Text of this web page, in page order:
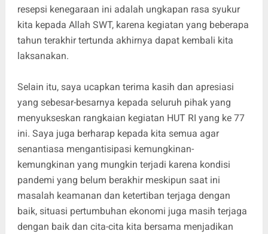
resepsi kenegaraan ini adalah ungkapan rasa syukur
kita kepada Allah SWT, karena kegiatan yang beberapa
tahun terakhir tertunda akhirnya dapat kembali kita
laksanakan.
Selain itu, saya ucapkan terima kasih dan apresiasi
yang sebesar-besarnya kepada seluruh pihak yang
menyukseskan rangkaian kegiatan HUT RI yang ke 77
ini. Saya juga berharap kepada kita semua agar
senantiasa mengantisipasi kemungkinan-
kemungkinan yang mungkin terjadi karena kondisi
pandemi yang belum berakhir meskipun saat ini
masalah keamanan dan ketertiban terjaga dengan
baik, situasi pertumbuhan ekonomi juga masih terjaga
dengan baik dan cita-cita kita bersama menjadikan